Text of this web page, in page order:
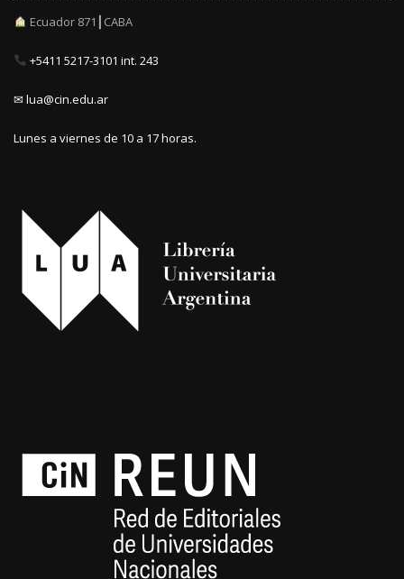
Ecuador 871┃CABA
+5411 5217-3101 int. 243
✉ lua@cin.edu.ar
Lunes a viernes de 10 a 17 horas.